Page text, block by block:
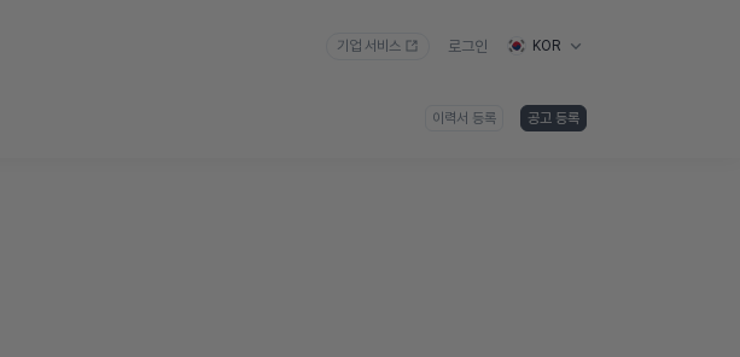
기업 서비스 로그인 KOR
이력서 등록 공고 등록